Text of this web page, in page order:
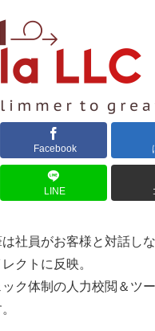
Facebook
LINE
社員がお客様と対話し
クトに反映。
ク体制の人力校閲＆ツ